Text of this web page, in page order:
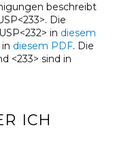
beschreibt
Die
in diesem
diesem PDF. Die
<233> sind in
ICH